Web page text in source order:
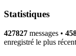
Statistiques
427827 messages •
enregistré le plus